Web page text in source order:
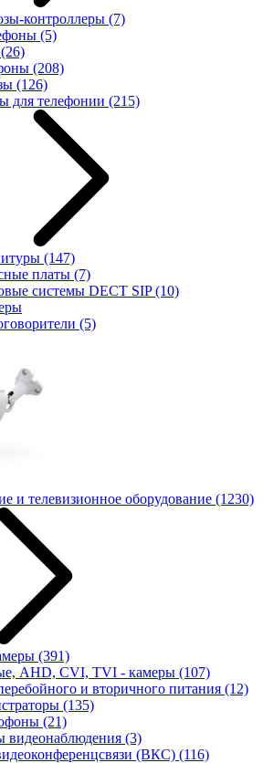
контроллеры (7)
(5)
(26)
(208)
(126)
для телефонии (215)
(147)
платы (7)
системы DECT SIP(10)
(5)
и телевизионное оборудование (1230)
(391)
AHD, CVI, TVI - камеры (107)
и вторичного питания (12)
(135)
(21)
видеонаблюдения (3)
(ВКС) (116)